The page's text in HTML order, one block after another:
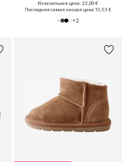
Изначальная цена: 22,00 €
Последняя самая низкая цена:13,53 €
+2